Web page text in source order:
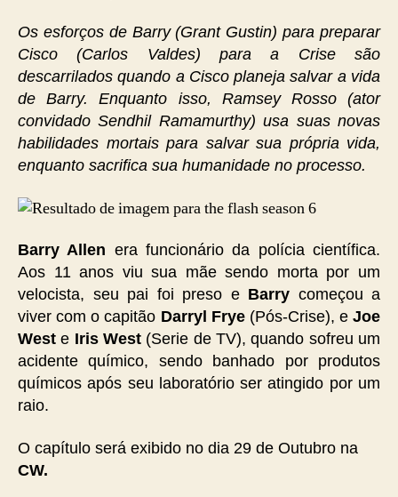
Os esforços de Barry (Grant Gustin) para preparar
Cisco (Carlos Valdes) para a Crise são
descarrilados quando a Cisco planeja salvar a vida
de Barry. Enquanto isso, Ramsey Rosso (ator
convidado Sendhil Ramamurthy) usa suas novas
habilidades mortais para salvar sua própria vida,
enquanto sacrifica sua humanidade no processo.
Barry Allen era funcionário da polícia científica.
Aos 11 anos viu sua mãe sendo morta por um
velocista, seu pai foi preso e Barry começou a
viver com o capitão Darryl Frye(Pós-Crise), e Joe
West e Iris West (Serie de TV), quando sofreu um
acidente químico, sendo banhado por produtos
químicos após seu laboratório ser atingido por um
raio.
O capítulo será exibido no dia 29 de Outubro na
CW.